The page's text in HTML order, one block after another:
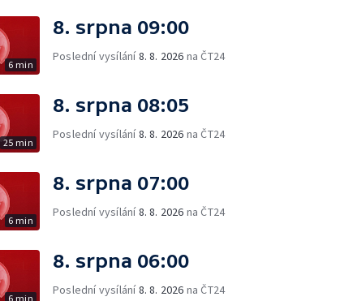
6 min
8. srpna 09:00
Poslední vysílání8. 8. 2026 na ČT24
25 min
8. srpna 08:05
Poslední vysílání8. 8. 2026 na ČT24
6 min
8. srpna 07:00
Poslední vysílání8. 8. 2026 na ČT24
6 min
8. srpna 06:00
Poslední vysílání8. 8. 2026 na ČT24